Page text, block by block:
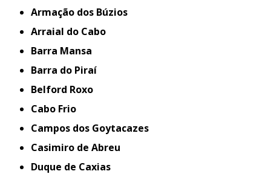
Armação dos Búzios
Arraial do Cabo
Barra Mansa
Barra do Piraí
Belford Roxo
Cabo Frio
Campos dos Goytacazes
Casimiro de Abreu
Duque de Caxias